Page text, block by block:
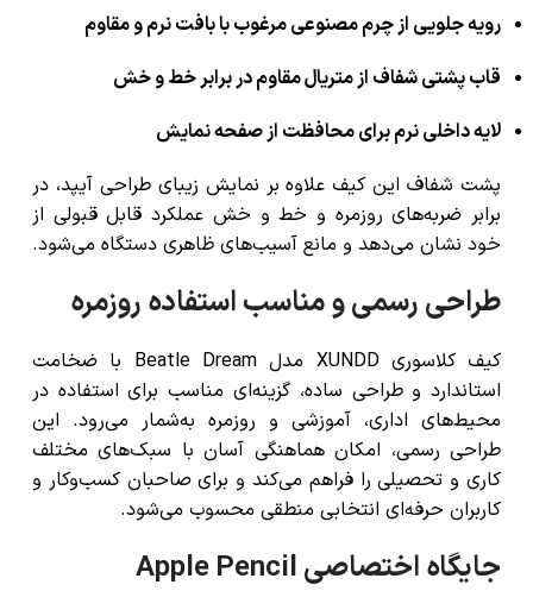
رویه جلویی از چرم مصنوعی مرغوب با بافت نرم و مقاوم
قاب پشتی شفاف از متریال مقاوم در برابر خط و خش
لایه داخلی نرم برای محافظت از صفحه نمایش
پشت شفاف این کیف علاوه بر نمایش زیبای طراحی آیپد، در
برابر ضربه‌های روزمره و خط و خش عملکرد قابل قبولی از
خود نشان می‌دهد و مانع آسیب‌های ظاهری دستگاه می‌شود.
طراحی رسمی و مناسب استفاده روزمره
کیف کلاسوری XUNDD مدل Beatle Dream با ضخامت
استاندارد و طراحی ساده، گزینه‌ای مناسب برای استفاده در
محیط‌های اداری، آموزشی و روزمره به‌شمار می‌رود. این
طراحی رسمی، امکان هماهنگی آسان با سبک‌های مختلف
کاری و تحصیلی را فراهم می‌کند و برای صاحبان کسب‌وکار و
کاربران حرفه‌ای انتخابی منطقی محسوب می‌شود.
جایگاه اختصاصی Apple Pencil